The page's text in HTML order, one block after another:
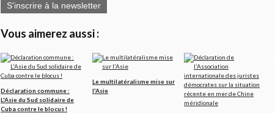
S'inscrire à la newsletter
Vous aimerez aussi :
Déclaration commune :
L'Asie du Sud solidaire de
Cuba contre le blocus !
Le multilatéralisme mise sur
l'Asie